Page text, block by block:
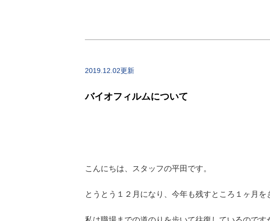
2019.12.02更新
バイオフィルムについて
こんにちは、スタッフの平田です。
とうとう１２月になり、今年も残すところ１ヶ月を